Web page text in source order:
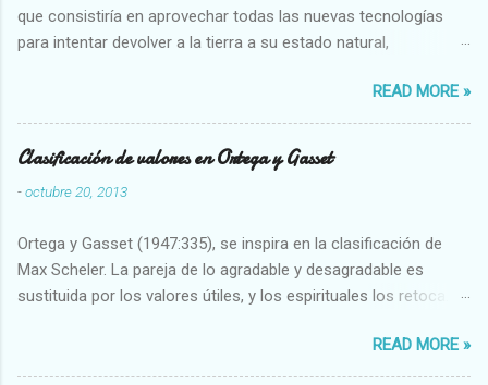
que consistiría en aprovechar todas las nuevas tecnologías
para intentar devolver a la tierra a su estado natural,
READ MORE »
Clasificación de valores en Ortega y Gasset
-octubre 20, 2013
Ortega y Gasset (1947:335), se inspira en la clasificación de
Max Scheler. La pareja de lo agradable y desagradable es
sustituida por los valores útiles, y los espirituales los retoca.
Abundante-Escaso,etc 2 VITALES Sano-Enfermo Selecto-
Vulgar Enérgico-Inerte Fuerte-Débil,etc. 3 ESPIRITUALES a)
READ MORE »